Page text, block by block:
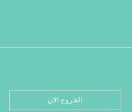
الخروج الان